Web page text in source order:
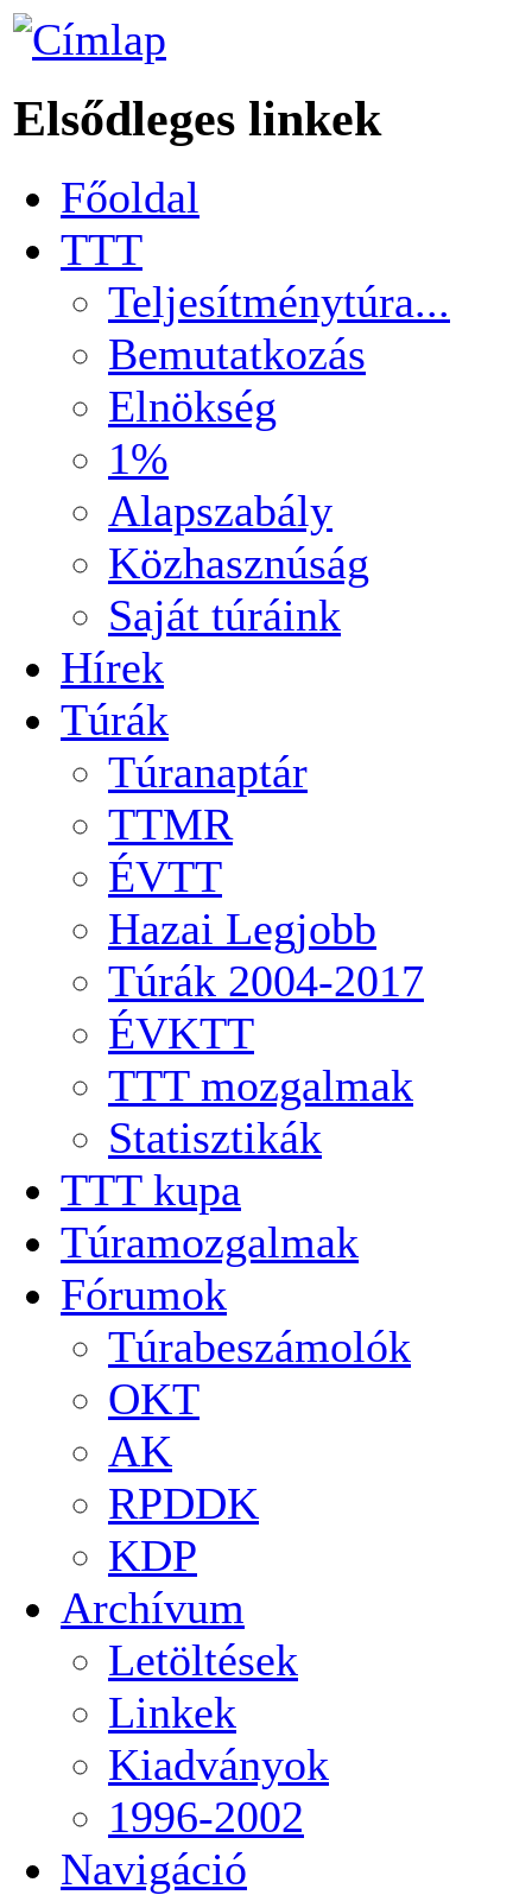
Elsődleges linkek
Főoldal
TTT
Teljesítménytúra...
Bemutatkozás
Elnökség
1%
Alapszabály
Közhasznúság
Saját túráink
Hírek
Túrák
Túranaptár
TTMR
ÉVTT
Hazai Legjobb
Túrák 2004-2017
ÉVKTT
TTT mozgalmak
Statisztikák
TTT kupa
Túramozgalmak
Fórumok
Túrabeszámolók
OKT
AK
RPDDK
KDP
Archívum
Letöltések
Linkek
Kiadványok
1996-2002
Navigáció